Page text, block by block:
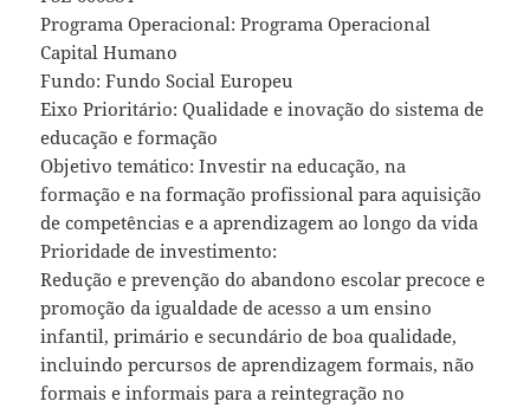
Programa Operacional: Programa Operacional
Capital Humano
Fundo: Fundo Social Europeu
Eixo Prioritário: Qualidade e inovação do sistema de
educação e formação
Objetivo temático: Investir na educação, na
formação e na formação profissional para aquisição
de competências e a aprendizagem ao longo da vida
Prioridade de investimento:
Redução e prevenção do abandono escolar precoce e
promoção da igualdade de acesso a um ensino
infantil, primário e secundário de boa qualidade,
incluindo percursos de aprendizagem formais, não
formais e informais para a reintegração no